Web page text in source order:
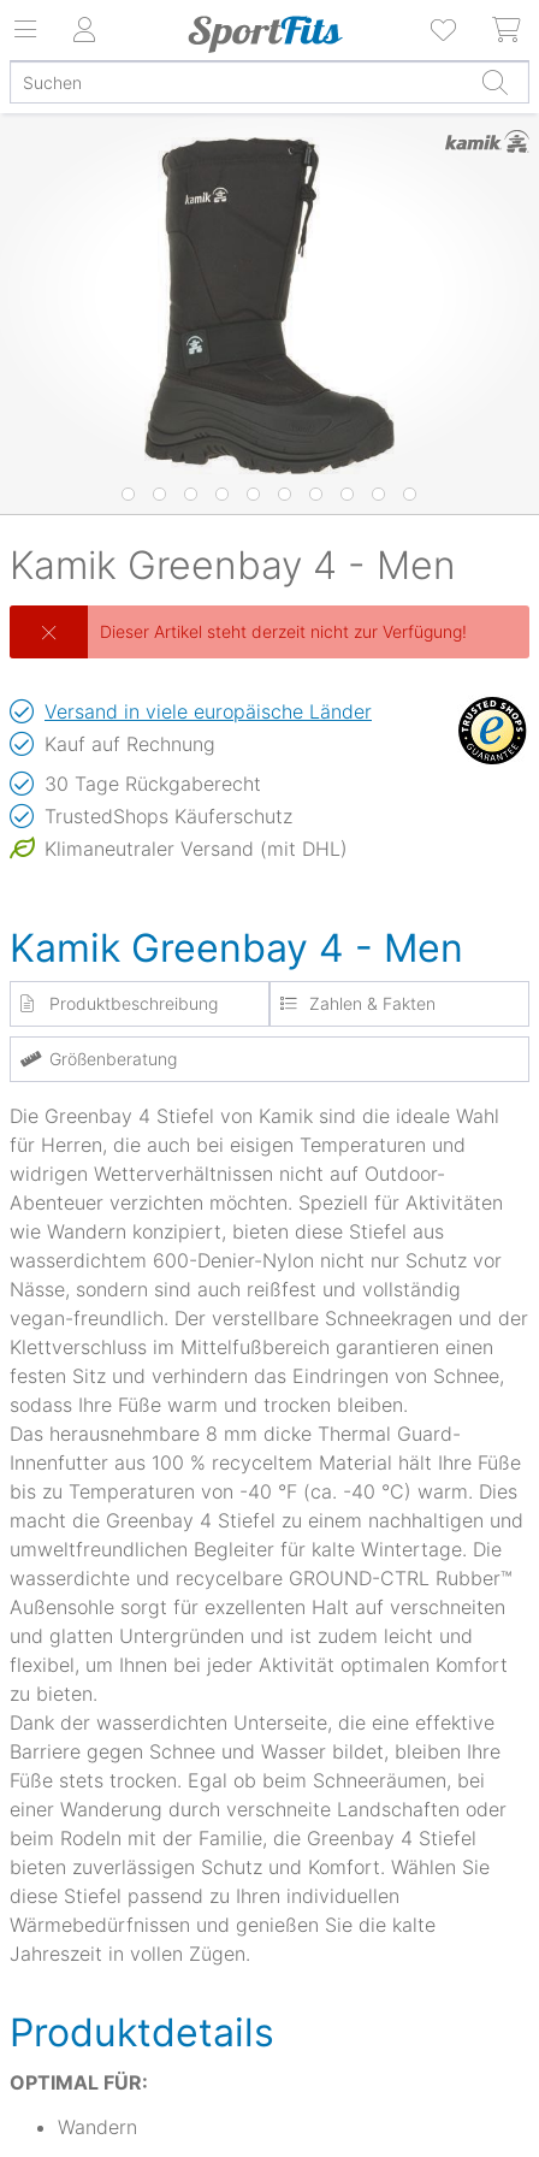
Kamik Greenbay 4 - Men
Dieser Artikel steht derzeit nicht zur Verfügung!
Versand in viele europäische Länder
Kauf auf Rechnung
30 Tage Rückgaberecht
TrustedShops Käuferschutz
Klimaneutraler Versand (mit DHL)
Kamik Greenbay 4 - Men
Produktbeschreibung Zahlen & Fakten
Größenberatung
Die Greenbay 4 Stiefel von Kamik sind die ideale Wahl
für Herren, die auch bei eisigen Temperaturen und
widrigen Wetterverhältnissen nicht auf Outdoor-
Abenteuer verzichten möchten. Speziell für Aktivitäten
wie Wandern konzipiert, bieten diese Stiefel aus
wasserdichtem 600-Denier-Nylon nicht nur Schutz vor
Nässe, sondern sind auch reißfest und vollständig
vegan-freundlich. Der verstellbare Schneekragen und der
Klettverschluss im Mittelfußbereich garantieren einen
festen Sitz und verhindern das Eindringen von Schnee,
sodass Ihre Füße warm und trocken bleiben.
Das herausnehmbare 8 mm dicke Thermal Guard-
Innenfutter aus 100 % recyceltem Material hält Ihre Füße
bis zu Temperaturen von -40 °F (ca. -40 °C) warm. Dies
macht die Greenbay 4 Stiefel zu einem nachhaltigen und
umweltfreundlichen Begleiter für kalte Wintertage. Die
wasserdichte und recycelbare GROUND-CTRL Rubber™
Außensohle sorgt für exzellenten Halt auf verschneiten
und glatten Untergründen und ist zudem leicht und
flexibel, um Ihnen bei jeder Aktivität optimalen Komfort
zu bieten.
Dank der wasserdichten Unterseite, die eine effektive
Barriere gegen Schnee und Wasser bildet, bleiben Ihre
Füße stets trocken. Egal ob beim Schneeräumen, bei
einer Wanderung durch verschneite Landschaften oder
beim Rodeln mit der Familie, die Greenbay 4 Stiefel
bieten zuverlässigen Schutz und Komfort. Wählen Sie
diese Stiefel passend zu Ihren individuellen
Wärmebedürfnissen und genießen Sie die kalte
Jahreszeit in vollen Zügen.
Produktdetails
OPTIMAL FÜR:
Wandern